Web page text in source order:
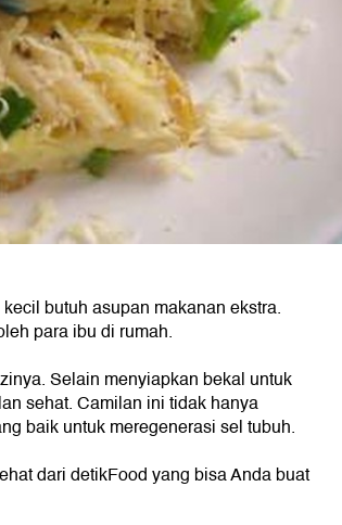
butuh asupan makanan ekstra.
para ibu di rumah.
Selain menyiapkan bekal untuk
sehat. Camilan ini tidak hanya
baik untuk meregenerasi sel tubuh.
dari detikFood yang bisa Anda buat